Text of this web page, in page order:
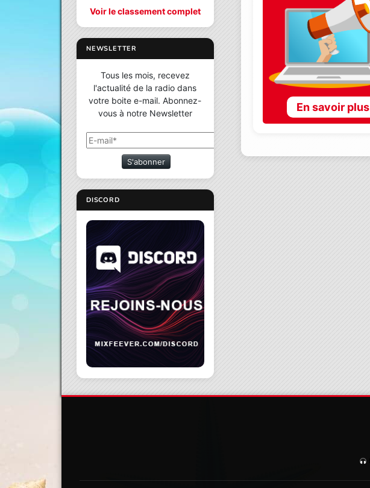
Voir le classement complet
NEWSLETTER
Tous les mois, recevez
l'actualité de la radio dans
votre boite e-mail. Abonnez-
vous à notre Newsletter
S'abonner
DISCORD
En savoir plus